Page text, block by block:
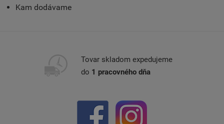
Kam dodávame
Tovar skladom expedujeme
do 1 pracovného dňa